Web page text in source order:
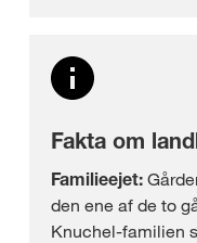
Fakta om
Familieejet:
den ene af de to
Knuchel-familien